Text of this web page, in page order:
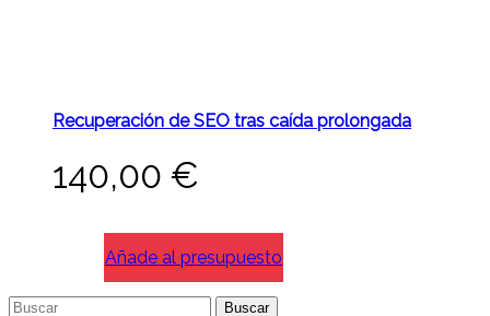
Recuperación de SEO tras caída prolongada
140,00 €
Añade al presupuesto
Buscar: